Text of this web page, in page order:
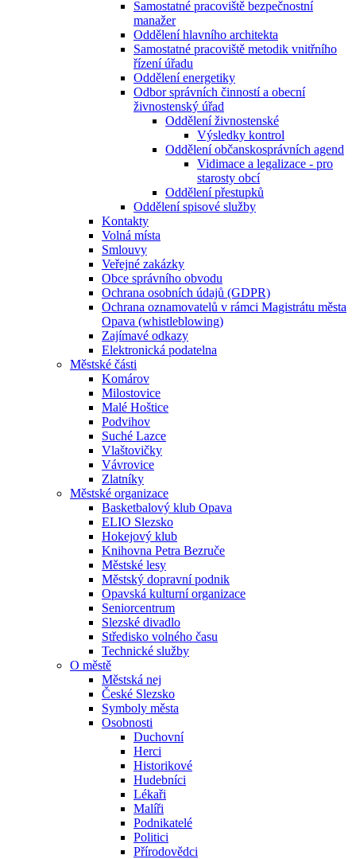
Samostatné pracoviště bezpečnostní
manažer
Oddělení hlavního architekta
Samostatné pracoviště metodik vnitřního
řízení úřadu
Oddělení energetiky
Odbor správních činností a obecní
živnostenský úřad
Oddělení živnostenské
Výsledky kontrol
Oddělení občanskosprávních agend
Vidimace a legalizace - pro
starosty obcí
Oddělení přestupků
Oddělení spisové služby
Kontakty
Volná místa
Smlouvy
Veřejné zakázky
Obce správního obvodu
Ochrana osobních údajů (GDPR)
Ochrana oznamovatelů v rámci Magistrátu města
Opava (whistleblowing)
Zajímavé odkazy
Elektronická podatelna
Městské části
Komárov
Milostovice
Malé Hoštice
Podvihov
Suché Lazce
Vlaštovičky
Vávrovice
Zlatníky
Městské organizace
Basketbalový klub Opava
ELIO Slezsko
Hokejový klub
Knihovna Petra Bezruče
Městské lesy
Městský dopravní podnik
Opavská kulturní organizace
Seniorcentrum
Slezské divadlo
Středisko volného času
Technické služby
O městě
Městská nej
České Slezsko
Symboly města
Osobnosti
Duchovní
Herci
Historikové
Hudebníci
Lékaři
Malíři
Podnikatelé
Politici
Přírodovědci